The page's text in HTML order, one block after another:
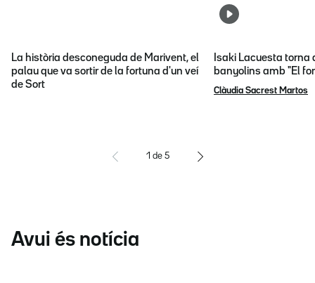
La història desconeguda de Marivent, el
palau que va sortir de la fortuna d'un veí
de Sort
Isaki Lacuesta torna
banyolins amb "El
Clàudia Sacrest Martos
1 de 5
Avui és notícia